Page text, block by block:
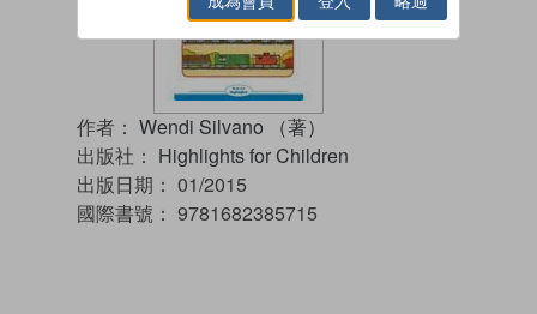
作者： Wendi Silvano （著）
出版社： Highlights for Children
出版日期： 01/2015
國際書號： 9781682385715